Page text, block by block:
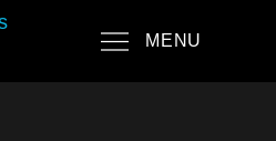
MENU